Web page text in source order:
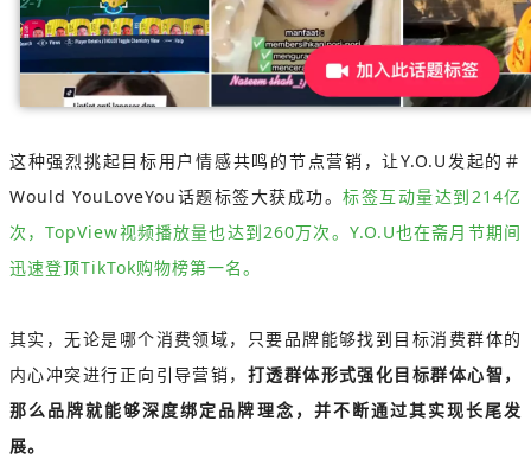
这种强烈挑起目标用户情感共鸣的节点营销，让Y.O.U发起的＃
Would YouLoveYou话题标签大获成功。标签互动量达到214亿
次，TopView视频播放量也达到260万次。Y.O.U也在斋月节期间
迅速登顶TikTok购物榜第一名。
其实，无论是哪个消费领域，只要品牌能够找到目标消费群体的
内心冲突进行正向引导营销， 打透群体形式强化目标群体心智，
那么品牌就能够深度绑定品牌理念，并不断通过其实现长尾发
展。